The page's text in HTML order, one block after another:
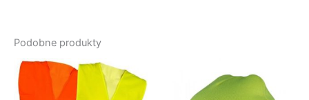
Podobne produkty
Ten
produkt